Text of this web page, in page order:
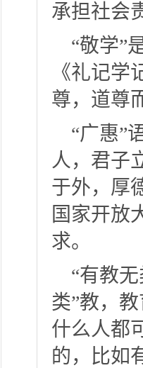
承担社会
“敬学”
《礼记
尊，道尊
“广惠”
人，君子
于外，厚
国家开放
求。
“有教
类”教，
什么人都
的，比如